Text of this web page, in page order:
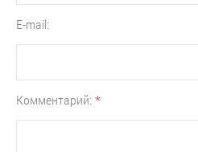
E-mail:
Комментарий: *